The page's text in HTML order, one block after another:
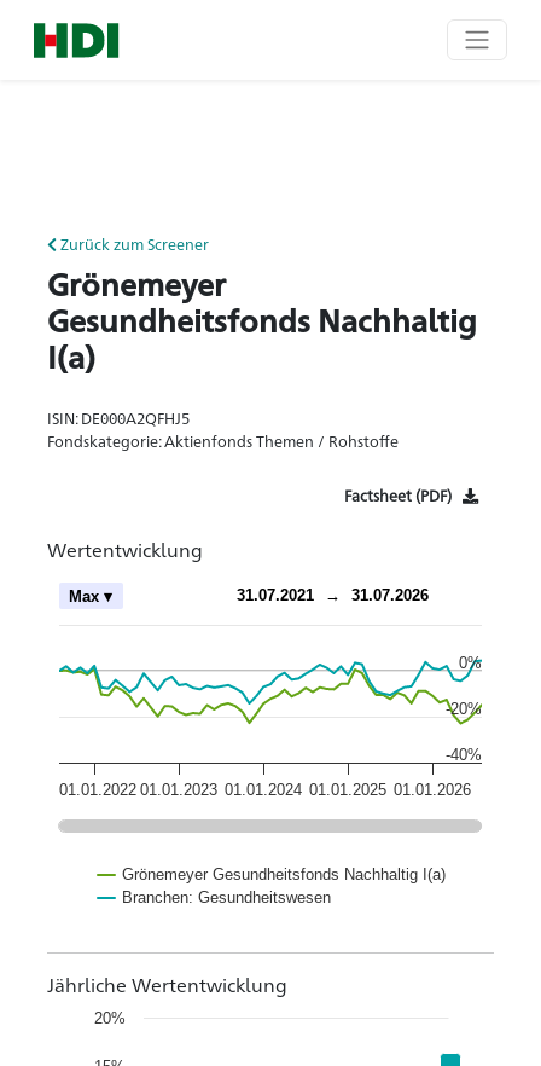
Zurück zum Screener
Grönemeyer
Gesundheitsfonds Nachhaltig
I(a)
ISIN: DE000A2QFHJ5
Fondskategorie: Aktienfonds Themen / Rohstoffe
Factsheet (PDF)
Wertentwicklung
31.07.2021 → 31.07.2026
Max ▾
Grönemeyer Gesundheitsfonds Nachhaltig I(a)
Branchen: Gesundheitswesen
01.01.2022 01.01.2023 01.01.2024 01.01.2025 01.01.2026
-20%
0%
-40%
Jährliche Wertentwicklung
20%